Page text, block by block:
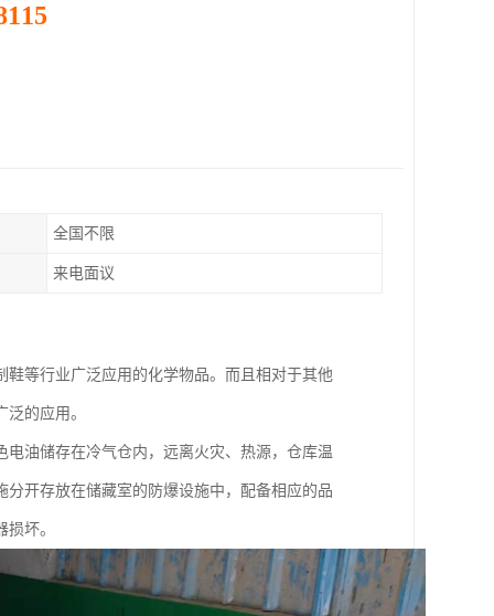
全国不限
来电面议
等行业广泛应用的化学物品。而且相对于其他
的应用。
油储存在冷气仓内，远离火灾、热源，仓库温
开存放在储藏室的防爆设施中，配备相应的品
坏。